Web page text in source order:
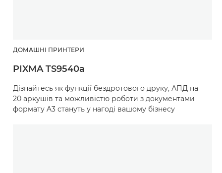
ДОМАШНІ ПРИНТЕРИ
PIXMA TS9540a
Дізнайтесь як функції бездротового друку, АПД на
20 аркушів та можливістю роботи з документами
формату A3 стануть у нагоді вашому бізнесу